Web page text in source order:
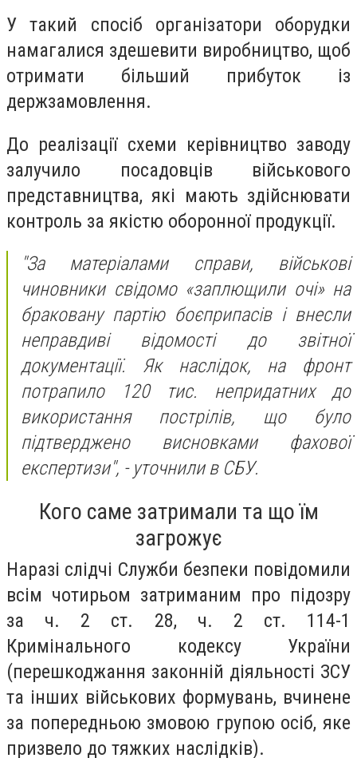
У такий спосіб організатори оборудки
намагалися здешевити виробництво, щоб
отримати більший прибуток із
держзамовлення.
До реалізації схеми керівництво заводу
залучило посадовців військового
представництва, які мають здійснювати
контроль за якістю оборонної продукції.
"За матеріалами справи, військові
чиновники свідомо «заплющили очі» на
браковану партію боєприпасів і внесли
неправдиві відомості до звітної
документації. Як наслідок, на фронт
потрапило 120 тис. непридатних до
використання пострілів, що було
підтверджено висновками фахової
експертизи", - уточнили в СБУ.
Кого саме затримали та що їм
загрожує
Наразі слідчі Служби безпеки повідомили
всім чотирьом затриманим про підозру
за ч. 2 ст. 28, ч. 2 ст. 114-1
Кримінального кодексу України
(перешкоджання законній діяльності ЗСУ
та інших військових формувань, вчинене
за попередньою змовою групою осіб, яке
призвело до тяжких наслідків).